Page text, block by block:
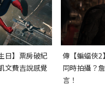
日】票房破紀
文費吉說感覺
傳【蝙蝠俠2
同時拍攝？
言！